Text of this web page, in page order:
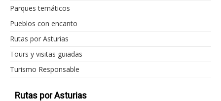
Parques temáticos
Pueblos con encanto
Rutas por Asturias
Tours y visitas guiadas
Turismo Responsable
Rutas por Asturias